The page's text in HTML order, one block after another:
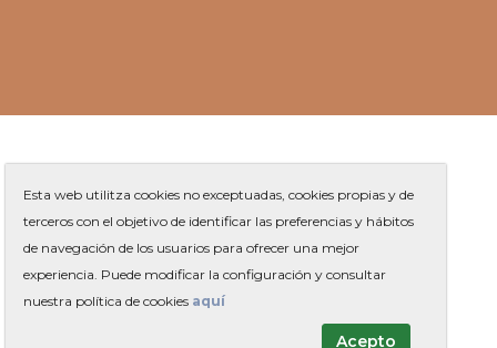
Plaza de Jaume Balmes s/n
93 263 91 00
Esta web utilitza cookies no exceptuadas, cookies propias y de
terceros con el objetivo de identificar las preferencias y hábitos
de navegación de los usuarios para ofrecer una mejor
experiencia. Puede modificar la configuración y consultar
nuestra política de cookies aquí
Acepto